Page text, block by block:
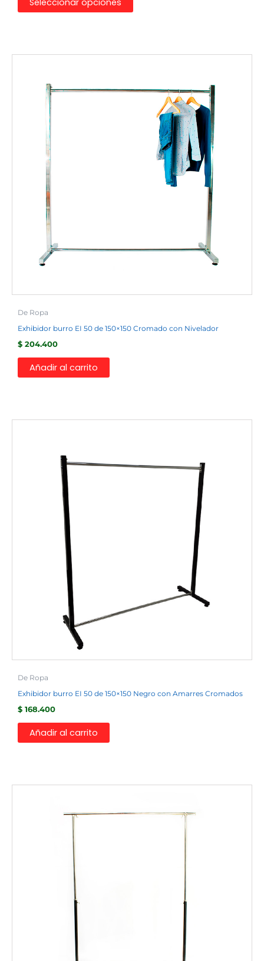
De Ropa
Exhibidor burro EI 50 de 150×150 Cromado con Nivelador
$ 204.400
Añadir al carrito
De Ropa
Exhibidor burro EI 50 de 150×150 Negro con Amarres Cromados
$ 168.400
Añadir al carrito